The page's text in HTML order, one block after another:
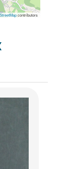
contributors